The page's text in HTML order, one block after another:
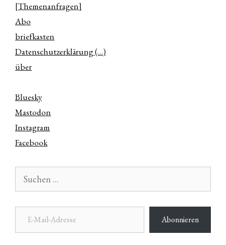
[Themenanfragen]
Abo
briefkasten
Datenschutzerklärung (…)
über
Bluesky
Mastodon
Instagram
Facebook
nach:
E-Mail-Adresse
Abonnieren